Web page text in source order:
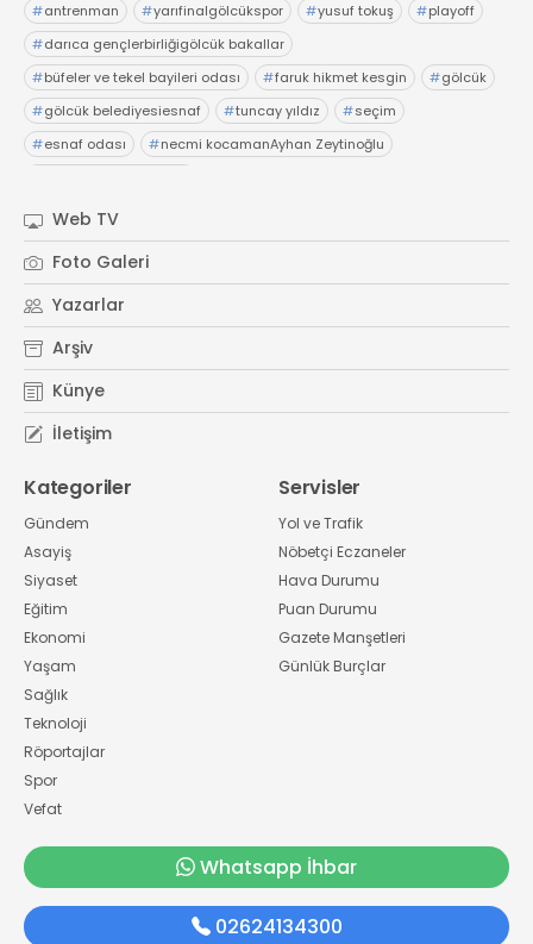
#antrenman #yarıfinalgölcükspor #yusuf tokuş #playoff
#darıca gençlerbirliğigölcük bakallar
#büfeler ve tekel bayileri odası #faruk hikmet kesgin #gölcük
#gölcük belediyesiesnaf #tuncay yıldız #seçim
#esnaf odası #necmi kocamanAyhan Zeytinoğlu
Web TV
Foto Galeri
Yazarlar
Arşiv
Künye
İletişim
Kategoriler
Gündem
Asayiş
Siyaset
Eğitim
Ekonomi
Yaşam
Sağlık
Teknoloji
Röportajlar
Spor
Vefat
Servisler
Yol ve Trafik
Nöbetçi Eczaneler
Hava Durumu
Puan Durumu
Gazete Manşetleri
Günlük Burçlar
Whatsapp İhbar
02624134300